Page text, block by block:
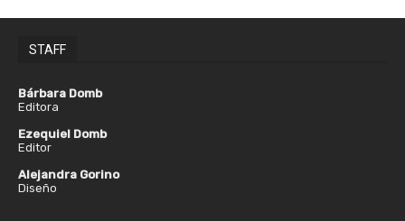
STAFF
Bárbara Domb
Editora
Ezequiel Domb
Editor
Alejandra Gorino
Diseño